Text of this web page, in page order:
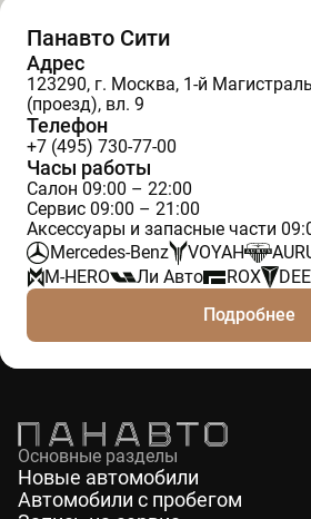
Панавто Сити
Адрес
123290, г. Москва, 1-й
(проезд), вл. 9
Телефон
+7 (495) 730-77-00
Часы работы
Салон 09:00 – 22:00
Сервис 09:00 – 21:00
Аксессуары и запасные части
Mercedes-Benz
VOYAH
M-HERO
Ли Авто ROX
Подробнее
Основные разделы
Новые автомобили
Автомобили с пробегом